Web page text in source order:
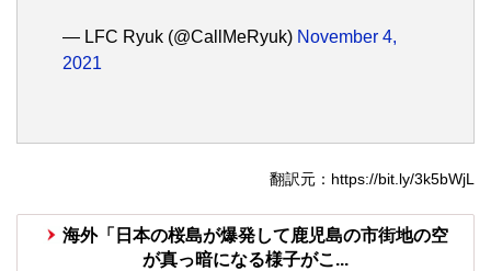
— LFC Ryuk (@CallMeRyuk) November 4,
2021
翻訳元：https://bit.ly/3k5bWjL
海外「日本の桜島が爆発して鹿児島の市街地の空
が真っ暗になる様子がこ...